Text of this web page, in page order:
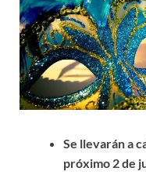
Se llevarán a
próximo 2 de